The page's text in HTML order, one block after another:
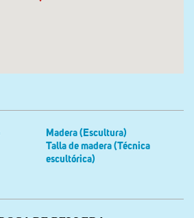
Madera (Escultura)
Talla de madera (Técnica
escultórica)